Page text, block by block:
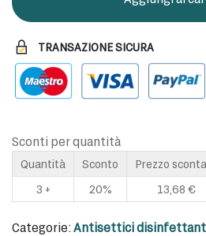
TRANSAZIONE SICURA
Sconti per quantità
Quantità Sconto
Prezzo
3 +
20% 13,68 €
Categorie:Antisettici